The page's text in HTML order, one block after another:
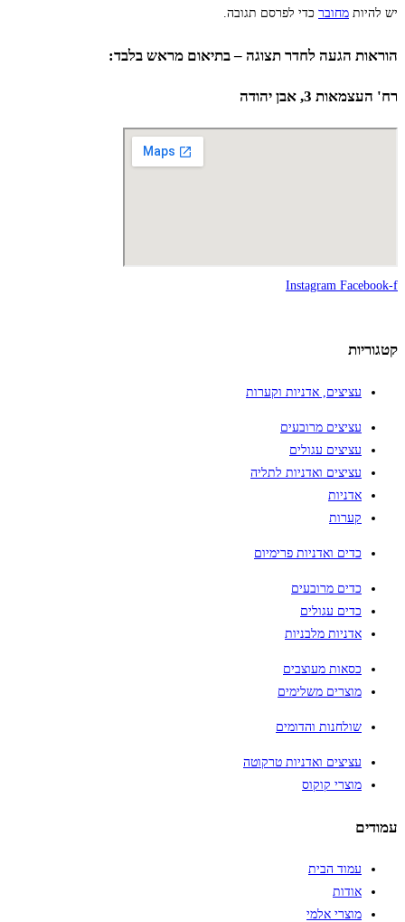
יש להיות מחובר כדי לפרסם תגובה.
הוראות הגעה לחדר תצוגה – בתיאום מראש בלבד:
רח' העצמאות 3, אבן יהודה
Instagram Facebook-f
קטגוריות
עציצים, אדניות וקערות
עציצים מרובעים
עציצים עגולים
עציצים ואדניות לתליה
אדניות
קערות
כדים ואדניות פרימיום
כדים מרובעים
כדים עגולים
אדניות מלבניות
כסאות מעוצבים
מוצרים משלימים
שולחנות והדומים
עציצים ואדניות טרקוטה
מוצרי קוקוס
עמודים
עמוד הבית
אודות
מוצרי אלמי